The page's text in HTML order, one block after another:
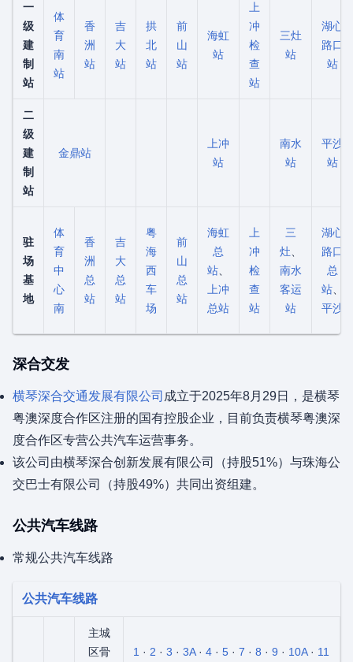
一
级
建
制
站
体
育
南
站
香
洲
站
吉
大
站
拱
北
站
前
山
站
海虹
站
上
冲
检
查
站
三灶
站
湖心
路口
站
二
级
建
制
站
金鼎站
上冲
站
南水
站
平沙
站
驻
场
基
地
体
育
中
心
南
香
洲
总
站
吉
大
总
站
粤
海
西
车
场
前
山
总
站
海虹
总
站
上冲
总站
上
冲
检
查
站
三
灶
南水
客运
站
湖心
路口
总
站
平沙
深合交发
横琴深合交通发展有限公司 成立于2025年8月29日，是横琴
粤澳深度合作区注册的国有控股企业，目前负责横琴粤澳深
度合作区专营公共汽车运营事务。
该公司由横琴深合创新发展有限公司（持股51%）与珠海公
交巴士有限公司（持股49%）共同出资组建。
公共汽车线路
常规公共汽车线路
公共汽车线路
主城
区骨
1 · 2 · 3 · 3A· 4 · 5 · 7 · 8 · 9 · 10A· 11